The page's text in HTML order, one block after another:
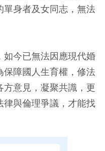
身者及女同志，無法
今已無法因應現代婚
保障國人生育權，修法
意見，凝聚共識，更
與倫理爭議，才能找